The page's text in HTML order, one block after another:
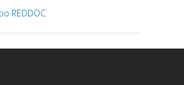
REDDOC